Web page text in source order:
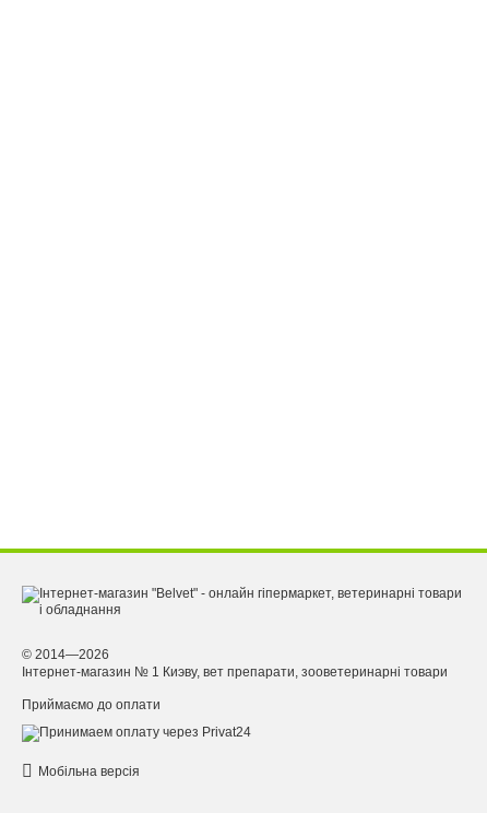
© 2014—2026
Інтернет-магазин № 1 Киэву, вет препарати, зооветеринарні товари
Приймаємо до оплати
Мобільна версія